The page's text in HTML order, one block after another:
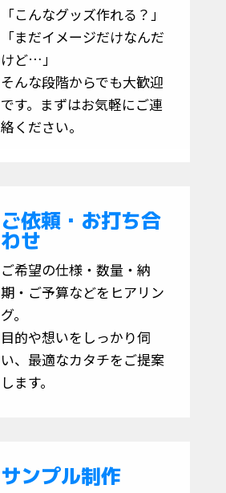
「こんなグッズ作れる？」
「まだイメージだけなんだ
けど…」
そんな段階からでも大歓迎
です。まずはお気軽にご連
絡ください。
ご依頼・お打ち合
わせ
ご希望の仕様・数量・納
期・ご予算などをヒアリン
グ。
目的や想いをしっかり伺
い、最適なカタチをご提案
します。
サンプル制作